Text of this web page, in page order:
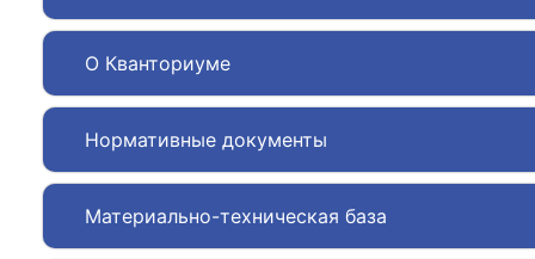
О Кванториуме
Нормативные документы
Материально-техническая база